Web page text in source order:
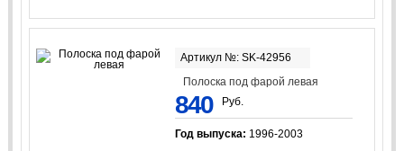
Артикул №: SK-42956
Полоска под фарой левая
840 Руб.
Год выпуска: 1996-2003